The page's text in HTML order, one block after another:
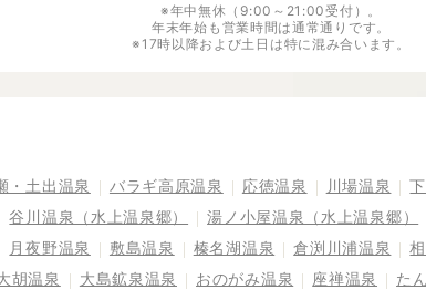
※年中無休（9:00～21:00受付）。
年末年始も営業時間は通常通りです。
※17時以降および土日は特に混み合います。
・土出温泉 バラギ高原温泉 応徳温泉 川場温泉
谷川温泉（水上温泉郷） 湯ノ小屋温泉（水上温泉郷）
月夜野温泉 敷島温泉 榛名湖温泉 倉渕川浦温泉
胡温泉 大島鉱泉温泉 おのがみ温泉 座禅温泉 た